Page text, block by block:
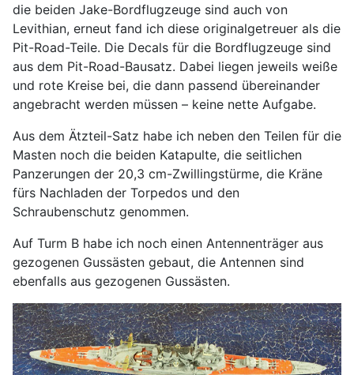
die beiden Jake-Bordflugzeuge sind auch von
Levithian, erneut fand ich diese originalgetreuer als die
Pit-Road-Teile. Die Decals für die Bordflugzeuge sind
aus dem Pit-Road-Bausatz. Dabei liegen jeweils weiße
und rote Kreise bei, die dann passend übereinander
angebracht werden müssen – keine nette Aufgabe.
Aus dem Ätzteil-Satz habe ich neben den Teilen für die
Masten noch die beiden Katapulte, die seitlichen
Panzerungen der 20,3 cm-Zwillingstürme, die Kräne
fürs Nachladen der Torpedos und den
Schraubenschutz genommen.
Auf Turm B habe ich noch einen Antennenträger aus
gezogenen Gussästen gebaut, die Antennen sind
ebenfalls aus gezogenen Gussästen.